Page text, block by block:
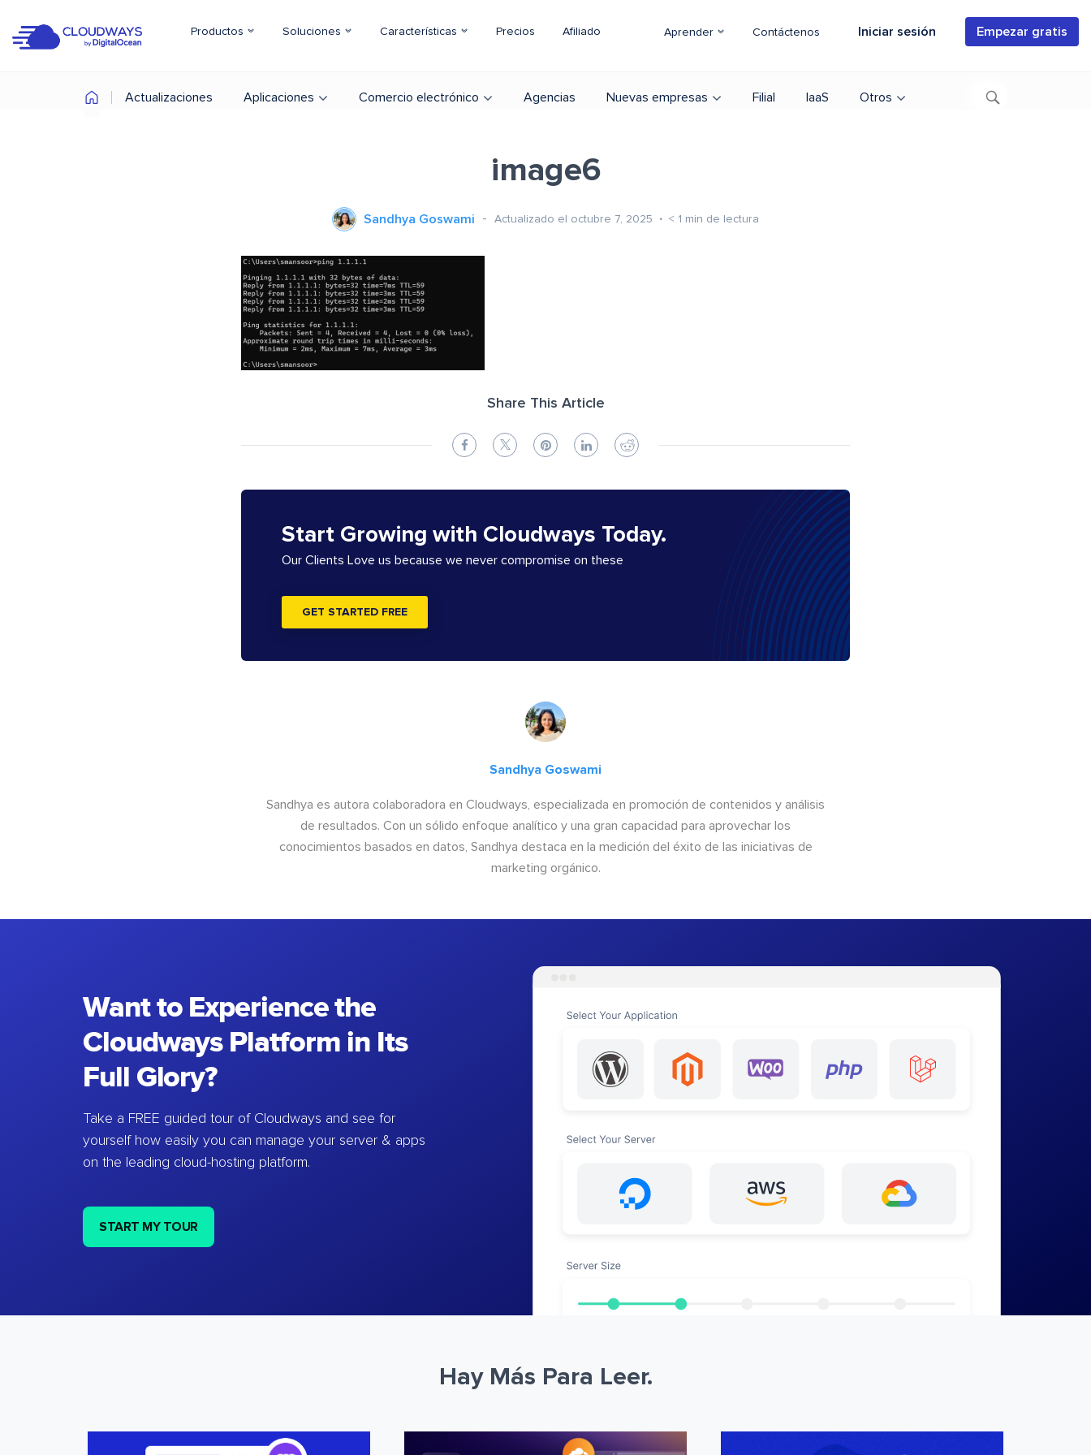
Productos Soluciones Características Precios Afiliado Aprender Contáctenos Iniciar sesión Empezar gratis
Actualizaciones Aplicaciones Comercio electrónico Agencias Nuevas empresas Filial IaaS Otros
image6
Sandhya Goswami Actualizado el octubre 7, 2025 < 1 min de lectura
Share This Article
Start Growing with Cloudways Today.
Our Clients Love us because we never compromise on these
GET STARTED FREE
Sandhya Goswami
Sandhya es autora colaboradora en Cloudways, especializada en promoción de contenidos y análisis
de resultados. Con un sólido enfoque analítico y una gran capacidad para aprovechar los
conocimientos basados en datos, Sandhya destaca en la medición del éxito de las iniciativas de
marketing orgánico.
Want to Experience the
Cloudways Platform in Its
Full Glory?
Take a FREE guided tour of Cloudways and see for
yourself how easily you can manage your server & apps
on the leading cloud-hosting platform.
START MY TOUR
Hay Más Para Leer.